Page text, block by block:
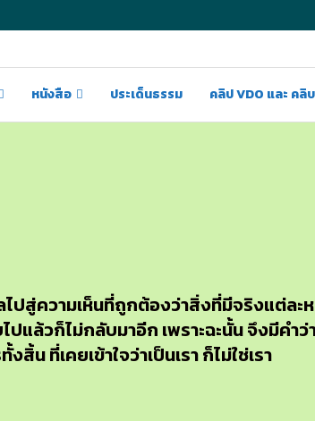
หนังสือ ประเด็นธรรม คลิป VDO และ คลิ
สู่ความเห็นที่ถูกต้องว่าสิ่งที่มีจริงแต่ละ
แล้วก็ไม่กลับมาอีก เพราะฉะนั้น จึงมีคำ
ที่เคยเข้าใจว่าเป็นเรา ก็ไม่ใช่เรา